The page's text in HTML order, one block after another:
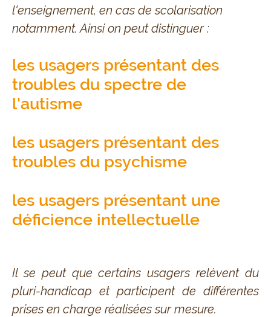
l'enseignement, en cas de scolarisation
notamment. Ainsi on peut distinguer :
les usagers présentant des
troubles du spectre de
l'autisme
les usagers présentant des
troubles du psychisme
les usagers présentant une
déficience intellectuelle
Il se peut que certains usagers relèvent du
pluri-handicap et participent de différentes
prises en charge réalisées sur mesure.